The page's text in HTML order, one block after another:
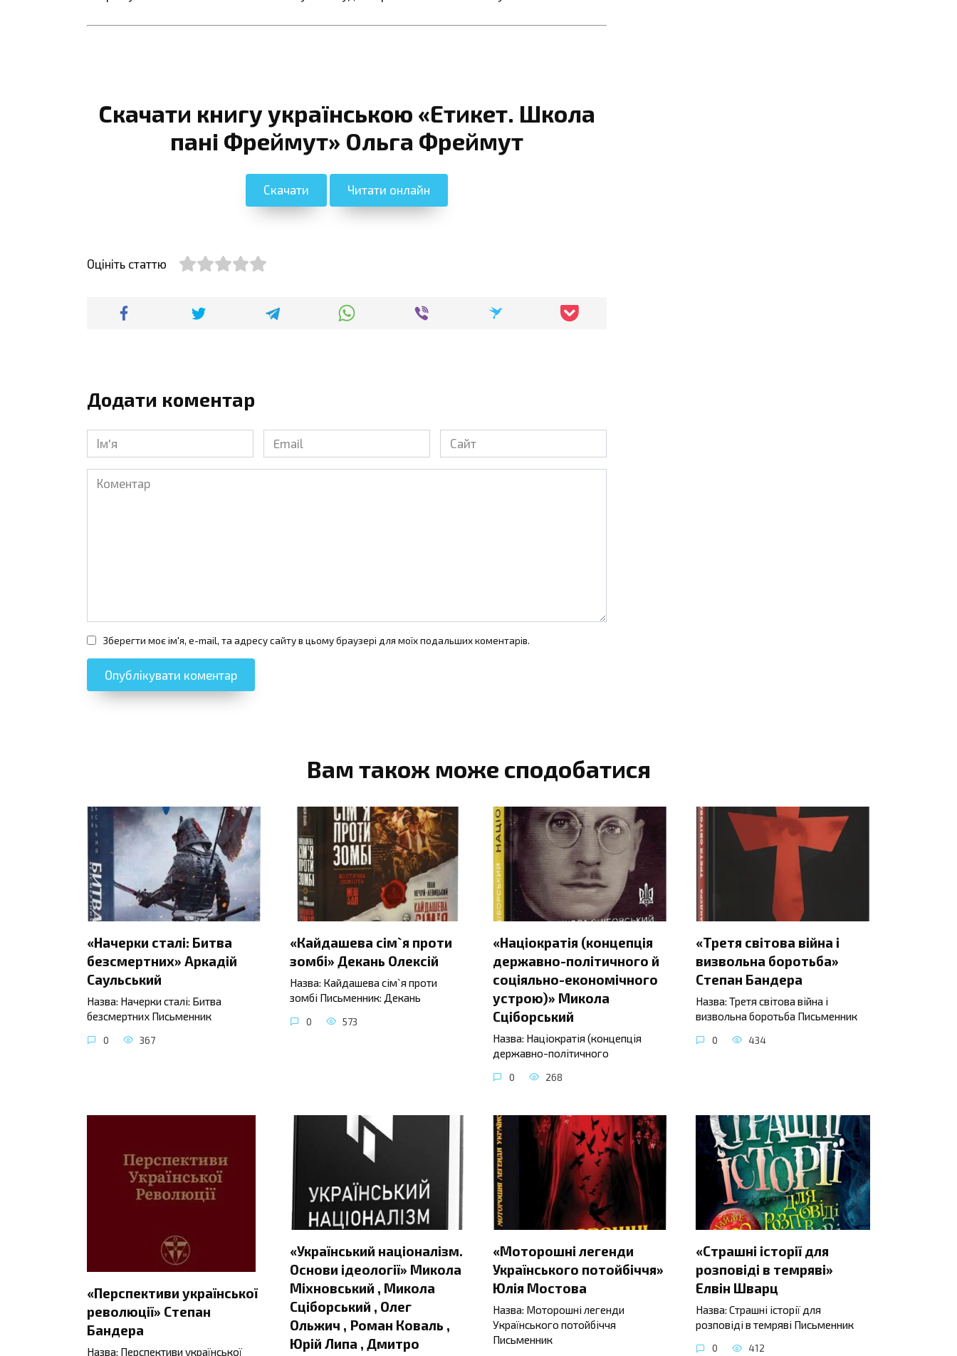
Скачати книгу українською «Етикет. Школа
пані Фреймут» Ольга Фреймут
Скачати Читати онлайн
Оцініть статтю
Додати коментар
Ім'я
Email
Сайт
Коментар
Зберегти моє ім'я, e-mail, та адресу сайту в цьому браузері для моїх подальших коментарів.
Вам також може сподобатися
«Начерки сталі: Битва
безсмертних» Аркадій
Саульський
Назва: Начерки сталі: Битва
безсмертних Письменник
0 367
«Кайдашева сім`я проти
зомбі» Декань Олексій
Назва: Кайдашева сім`я проти
зомбі Письменник: Декань
0 573
«Націократія (концепція
державно-політичного й
соціяльно-економічного
устрою)» Микола
Сціборський
Назва: Націократія (концепція
державно-політичного
0 268
«Третя світова війна і
визвольна боротьба»
Степан Бандера
Назва: Третя світова війна і
визвольна боротьба Письменник
0 434
«Перспективи української
революції» Степан
Бандера
Назва: Перспективи української
«Український націоналізм.
Основи ідеології» Микола
Міхновський , Микола
Сціборський , Олег
Ольжич , Роман Коваль ,
Юрій Липа , Дмитро
«Моторошні легенди
Українського потойбіччя»
Юлія Мостова
Назва: Моторошні легенди
Українського потойбіччя
Письменник
«Страшні історії для
розповіді в темряві»
Елвін Шварц
Назва: Страшні історії для
розповіді в темряві Письменник
0 412